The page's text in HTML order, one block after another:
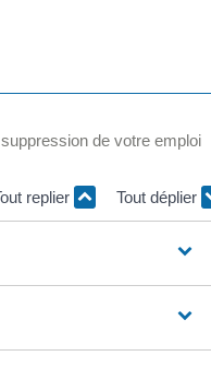
de votre emploi
replier
Tout déplier